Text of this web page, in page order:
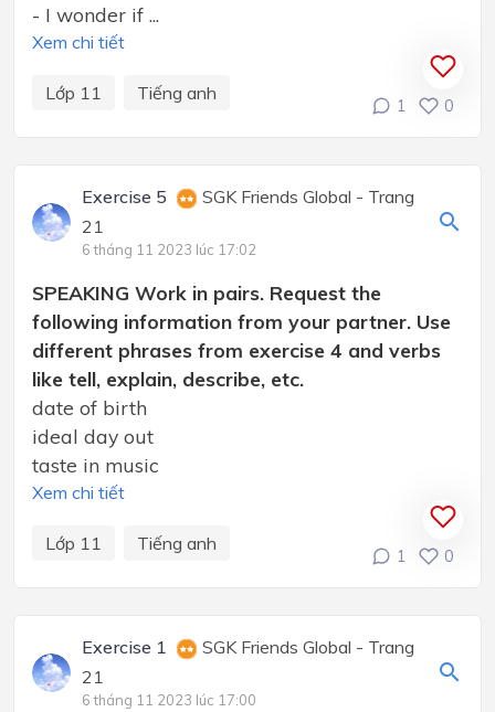
- I wonder if ...
Xem chi tiết
Lớp 11 Tiếng anh
1 0
Exercise 5
SGK Friends Global - Trang
21
6 tháng 11 2023 lúc 17:02
SPEAKING Work in pairs. Request the
following information from your partner. Use
different phrases from exercise 4 and verbs
like tell, explain, describe, etc.
date of birth
ideal day out
taste in music
Xem chi tiết
Lớp 11 Tiếng anh
1 0
Exercise 1
SGK Friends Global - Trang
21
6 tháng 11 2023 lúc 17:00